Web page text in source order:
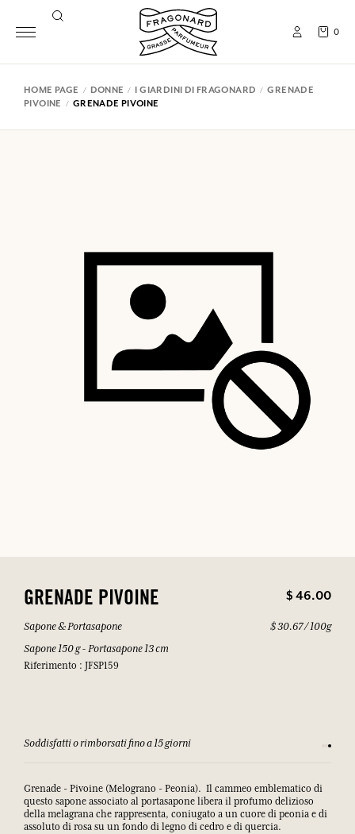
0
HOME PAGE DONNE I GIARDINI DI FRAGONARD
GRENADE
PIVOINE
GRENADE PIVOINE
GRENADE PIVOINE $ 46.00
Sapone & Portasapone
Sapone 150 g - Portasapone 13 cm
Riferimento : JFSP159
$ 30.67 / 100g
Soddisfatti o rimborsati fino a 15 giorni Ogni
Grenade - Pivoine (Melograno - Peonia). Il cammeo emblematico di
questo sapone associato al portasapone libera il profumo delizioso
della melagrana che rappresenta, coniugato a un cuore di peonia e di
assoluto di rosa su un fondo di legno di cedro e di quercia.